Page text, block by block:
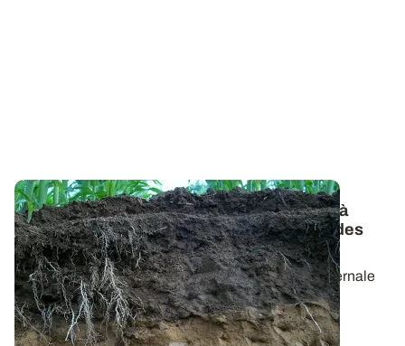
Risques de transfert phytosanitaire - Sols à
infiltration rapide : l'importance des périodes
d’application
Les sols considérés comme à infiltration rapide hivernale
sont les sols dont le niveau de...
13 NOV. 2014